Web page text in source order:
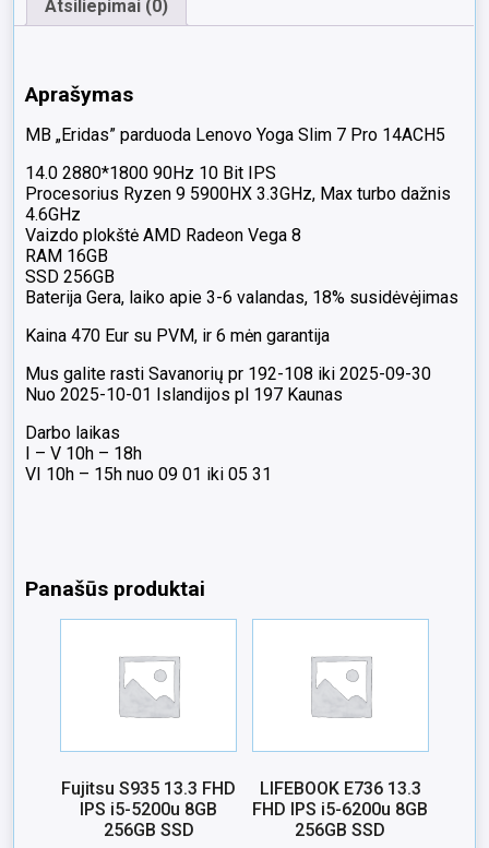
Atsiliepimai (0)
Aprašymas
MB „Eridas” parduoda Lenovo Yoga Slim 7 Pro 14ACH5
14.0 2880*1800 90Hz 10 Bit IPS
Procesorius Ryzen 9 5900HX 3.3GHz, Max turbo dažnis
4.6GHz
Vaizdo plokštė AMD Radeon Vega 8
RAM 16GB
SSD 256GB
Baterija Gera, laiko apie 3-6 valandas, 18% susidėvėjimas
Kaina 470 Eur su PVM, ir 6 mėn garantija
Mus galite rasti Savanorių pr 192-108 iki 2025-09-30
Nuo 2025-10-01 Islandijos pl 197 Kaunas
Darbo laikas
I – V 10h – 18h
VI 10h – 15h nuo 09 01 iki 05 31
Panašūs produktai
Fujitsu S935 13.3 FHD
IPS i5-5200u 8GB
256GB SSD
LIFEBOOK E736 13.3
FHD IPS i5-6200u 8GB
256GB SSD